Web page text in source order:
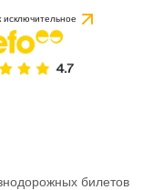
исключительное
билетов